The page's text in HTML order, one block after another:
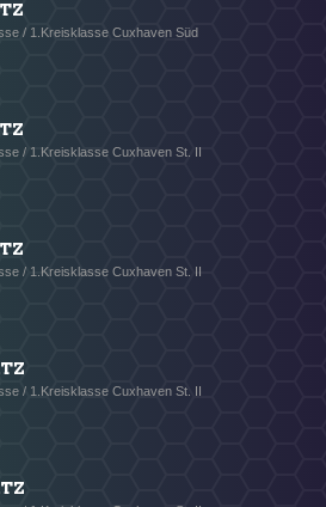
/ 1.Kreisklasse Cuxhaven Süd
/ 1.Kreisklasse Cuxhaven St. II
/ 1.Kreisklasse Cuxhaven St. II
/ 1.Kreisklasse Cuxhaven St. II